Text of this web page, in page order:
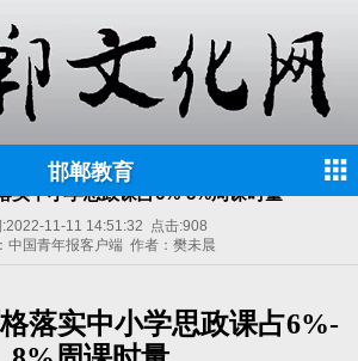
邯郸教育
实中小学思政课占6%-8%周课时量
:2022-11-11 14:51:32 点击:908
中国青年报客户端 作者：樊未晨
落实中小学思政课占6%-